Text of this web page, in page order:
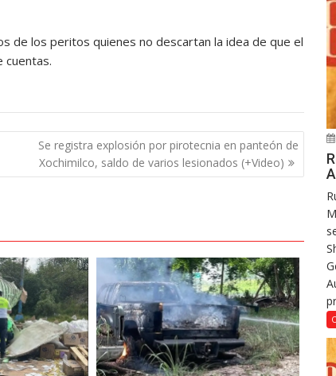
de los peritos quienes no descartan la idea de que el
cuentas.
Se registra explosión por pirotecnia en panteón de
Xochimilco, saldo de varios lesionados (+Video)